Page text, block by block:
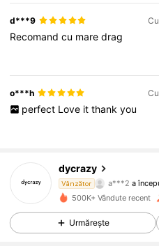
d***9
Recomandcu maredrag
o***h
perfect Love it thank you
dycrazy
Vânzător
5***z
4,86
19K
500K+ Vândute recent
Urmărește